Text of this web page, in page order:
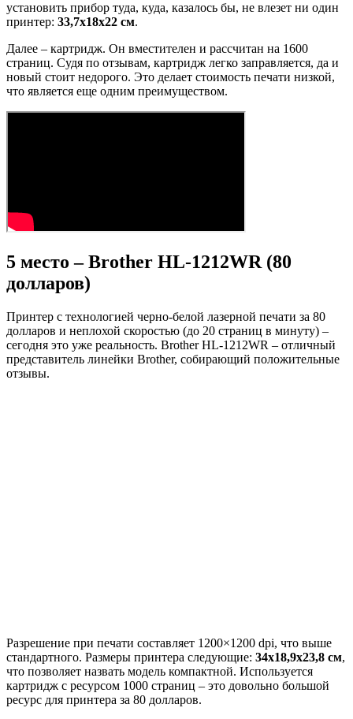
установить прибор туда, куда, казалось бы, не влезет ни один
принтер: 33,7x18x22 см.
Далее – картридж. Он вместителен и рассчитан на 1600
страниц. Судя по отзывам, картридж легко заправляется, да и
новый стоит недорого. Это делает стоимость печати низкой,
что является еще одним преимуществом.
5 место – Brother HL-1212WR (80
долларов)
Принтер с технологией черно-белой лазерной печати за 80
долларов и неплохой скоростью (до 20 страниц в минуту) –
сегодня это уже реальность. Brother HL-1212WR – отличный
представитель линейки Brother, собирающий положительные
отзывы.
Разрешение при печати составляет 1200×1200 dpi, что выше
стандартного. Размеры принтера следующие: 34х18,9х23,8 см,
что позволяет назвать модель компактной. Используется
картридж с ресурсом 1000 страниц – это довольно большой
ресурс для принтера за 80 долларов.